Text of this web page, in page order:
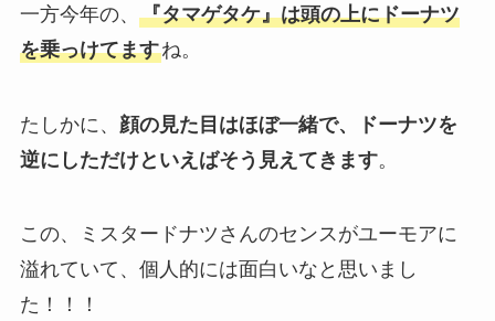
一方今年の、 『タマゲタケ』は頭の上にドーナツ
を乗っけてますね。
たしかに、 顔の見た目はほぼ一緒で、ドーナツを
逆にしただけといえばそう見えてきます。
この、ミスタードナツさんのセンスがユーモアに
溢れていて、個人的には面白いなと思いまし
た！！！